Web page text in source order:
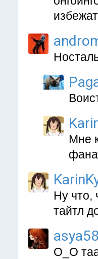
Мне
Ну что,
тайтл
О_О